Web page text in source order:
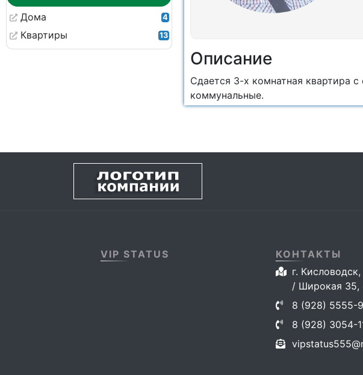
Дома 4
Квартиры 13
Описание
Сдается 3-х комнатная квартира
коммунальные.
VIP STATUS
КОНТАКТЫ
г.
/ Широкая 35,
8 (928) 5555-
8 (928) 3054-